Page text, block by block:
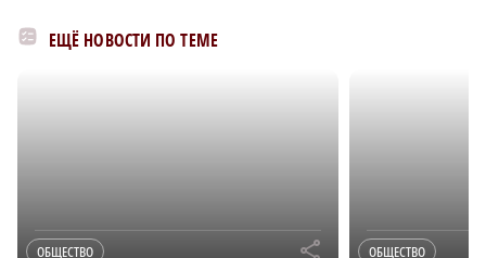
ЕЩЁ НОВОСТИ ПО ТЕМЕ
ОБЩЕСТВО r ОБЩЕСТВО